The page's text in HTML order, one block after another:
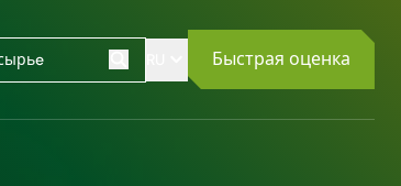
Быстрая оценка